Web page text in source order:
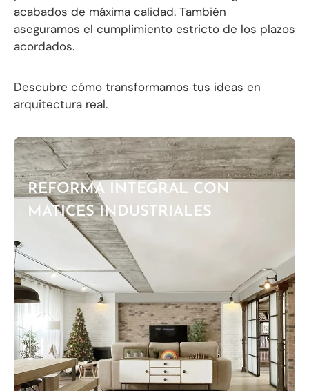
acabados de máxima calidad. También
aseguramos el cumplimiento estricto de los plazos
acordados.
Descubre cómo transformamos tus ideas en
arquitectura real.
REFORMA INTEGRAL CON
MATICES INDUSTRIALES